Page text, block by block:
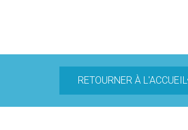
RETOURNER À L'ACCUEIL